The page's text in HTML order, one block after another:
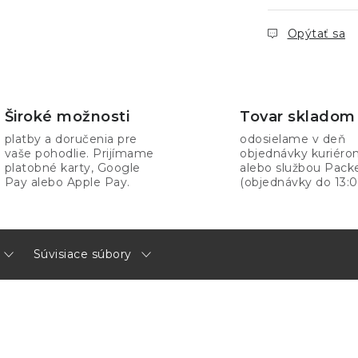
Opýtať sa
Široké možnosti
platby a doručenia pre
vaše pohodlie. Prijímame
platobné karty, Google
Pay alebo Apple Pay.
Tovar skladom
odosielame v deň
objednávky
alebo službou
(objednávky do
Súvisiace súbory